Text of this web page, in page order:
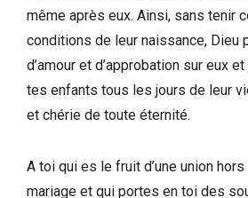
même après eux. Ainsi, sans tenir
conditions de leur naissance, Dieu
d’amour et d’approbation sur eux
tes enfants tous les jours de leur
et chérie de toute éternité.
A toi qui es le fruit d’une union
mariage et qui portes en toi des